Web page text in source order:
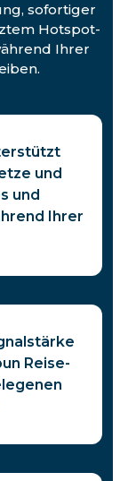
sofortiger
Hotspot-
Ihrer
und
und
Ihrer
Reise-